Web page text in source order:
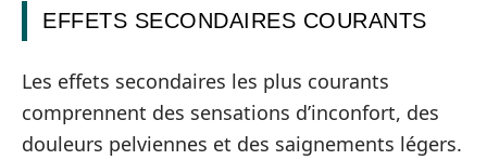
EFFETS SECONDAIRES COURANTS
Les effets secondaires les plus courants
comprennent des sensations d’inconfort, des
douleurs pelviennes et des saignements légers.